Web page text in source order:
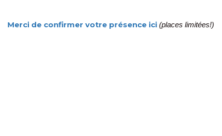
Merci de confirmer votre présence ici (places limitées!)